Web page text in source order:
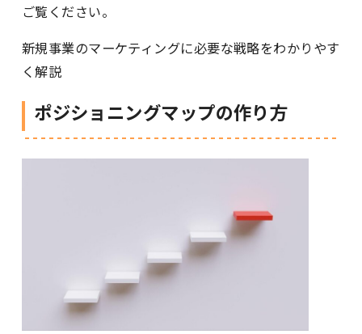
ご覧ください。
新規事業のマーケティングに必要な戦略をわかりやす
く解説
ポジショニングマップの作り方